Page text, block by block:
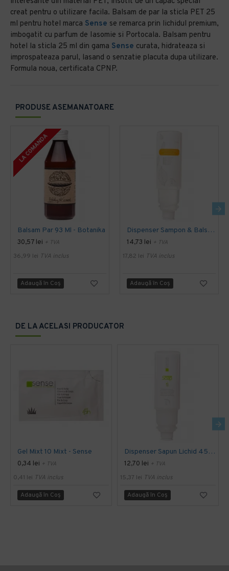
PRODUSE ASEMANATOARE
LA COMANDA
Balsam Par 93 Ml - Botanika
30,57 lei + TVA
36,99 lei TVA inclus
Adaugă în Coş
Dispenser Sampon & Balsam 450 Ml - Omnia
14,73 lei + TVA
17,82 lei TVA inclus
Adaugă în Coş
DE LA ACELASI PRODUCATOR
Gel Mixt 10 Mixt - Sense
0,34 lei + TVA
0,41 lei TVA inclus
Adaugă în Coş
Dispenser Sapun Lichid 450 Ml - Sense
12,70 lei + TVA
15,37 lei TVA inclus
Adaugă în Coş
creat pentru o utilizare facila. Balsam de par la sticla PET 25
ml pentru hotel marca Sense se remarca prin lichidul premium,
imbogatit cu parfum de Iasomie si Portocala. Balsam pentru
hotel la sticla 25 ml din gama Sense curata, hidrateaza si
improspateaza parul, lasand o senzatie placuta dupa utilizare.
Formula noua, certificata CPNP.